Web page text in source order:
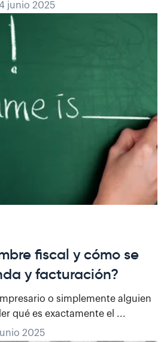
junio 2025
fiscal y cómo se
y facturación?
o simplemente alguien
qué es exactamente el ...
2025